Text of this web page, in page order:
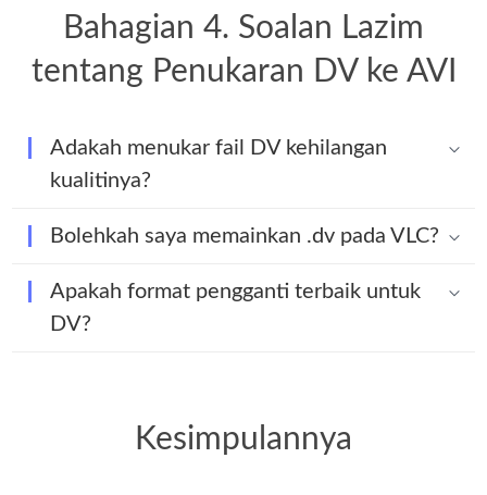
Bahagian 4. Soalan Lazim
tentang Penukaran DV ke AVI
Adakah menukar fail DV kehilangan
kualitinya?
Bolehkah saya memainkan .dv pada VLC?
Apakah format pengganti terbaik untuk
DV?
Kesimpulannya